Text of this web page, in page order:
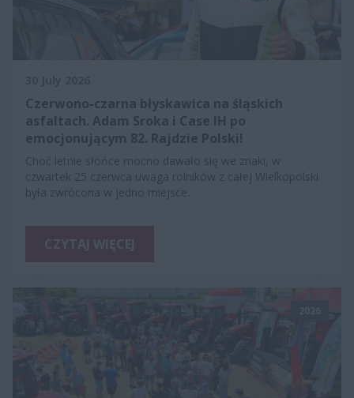
Czerwono-czarna błyskawica na śląskich
asfaltach. Adam Sroka i Case IH po
emocjonującym 82. Rajdzie Polski!
Choć letnie słońce mocno dawało się we znaki, w
czwartek 25 czerwca uwaga rolników z całej Wielkopolski
była zwrócona w jedno miejsce.